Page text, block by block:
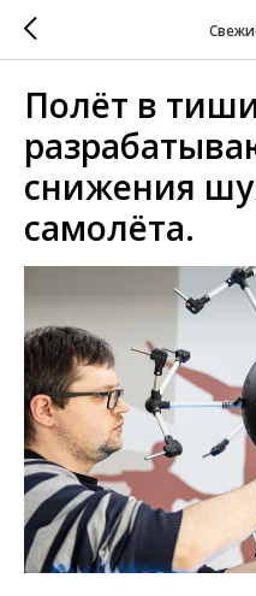
Полёт в
снижения
самолёта.